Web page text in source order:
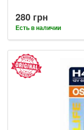
280 грн
Есть в наличии